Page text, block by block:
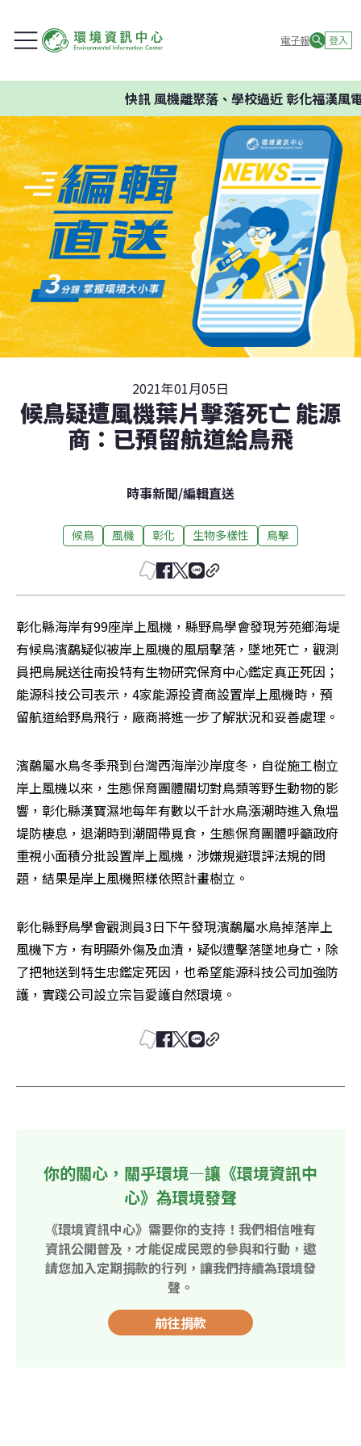
電子報 登入
快訊風機離聚落、學校過近 彰化福漢風
2021年01月05日
候鳥疑遭風機葉片擊落死亡 能源
商：已預留航道給鳥飛
時事新聞/編輯直送
候鳥 風機 彰化 生物多樣性 鳥擊
彰化縣海岸有99座岸上風機，縣野鳥學會發現芳苑鄉海堤
有候鳥濱鷸疑似被岸上風機的風扇擊落，墜地死亡，觀測
員把鳥屍送往南投特有生物研究保育中心鑑定真正死因；
能源科技公司表示，4家能源投資商設置岸上風機時，預
留航道給野鳥飛行，廠商將進一步了解狀況和妥善處理。
濱鷸屬水鳥冬季飛到台灣西海岸沙岸度冬，自從施工樹立
岸上風機以來，生態保育團體關切對鳥類等野生動物的影
響，彰化縣漢寶濕地每年有數以千計水鳥漲潮時進入魚塭
堤防棲息，退潮時到潮間帶覓食，生態保育團體呼籲政府
重視小面積分批設置岸上風機，涉嫌規避環評法規的問
題，結果是岸上風機照樣依照計畫樹立。
彰化縣野鳥學會觀測員3日下午發現濱鷸屬水鳥掉落岸上
風機下方，有明顯外傷及血漬，疑似遭擊落墜地身亡，除
了把牠送到特生忠鑑定死因，也希望能源科技公司加強防
護，實踐公司設立宗旨愛護自然環境。
你的關心，關乎環境—讓《環境資訊中
心》為環境發聲
《環境資訊中心》需要你的支持！我們相信唯有
資訊公開普及，才能促成民眾的參與和行動，邀
請您加入定期捐款的行列，讓我們持續為環境發
聲。
前往捐款